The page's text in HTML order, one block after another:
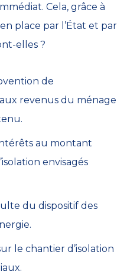
Cela, grâce à
place par l’État et par
elles ?
de
aux revenus du ménage
au montant
envisagés
du dispositif des
le chantier d’isolation